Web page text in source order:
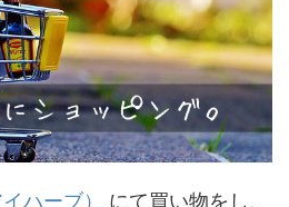
ハーブ）
にて買い物をし、